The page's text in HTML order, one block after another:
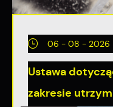
06 - 08 - 2026
Ustawa
zakresie